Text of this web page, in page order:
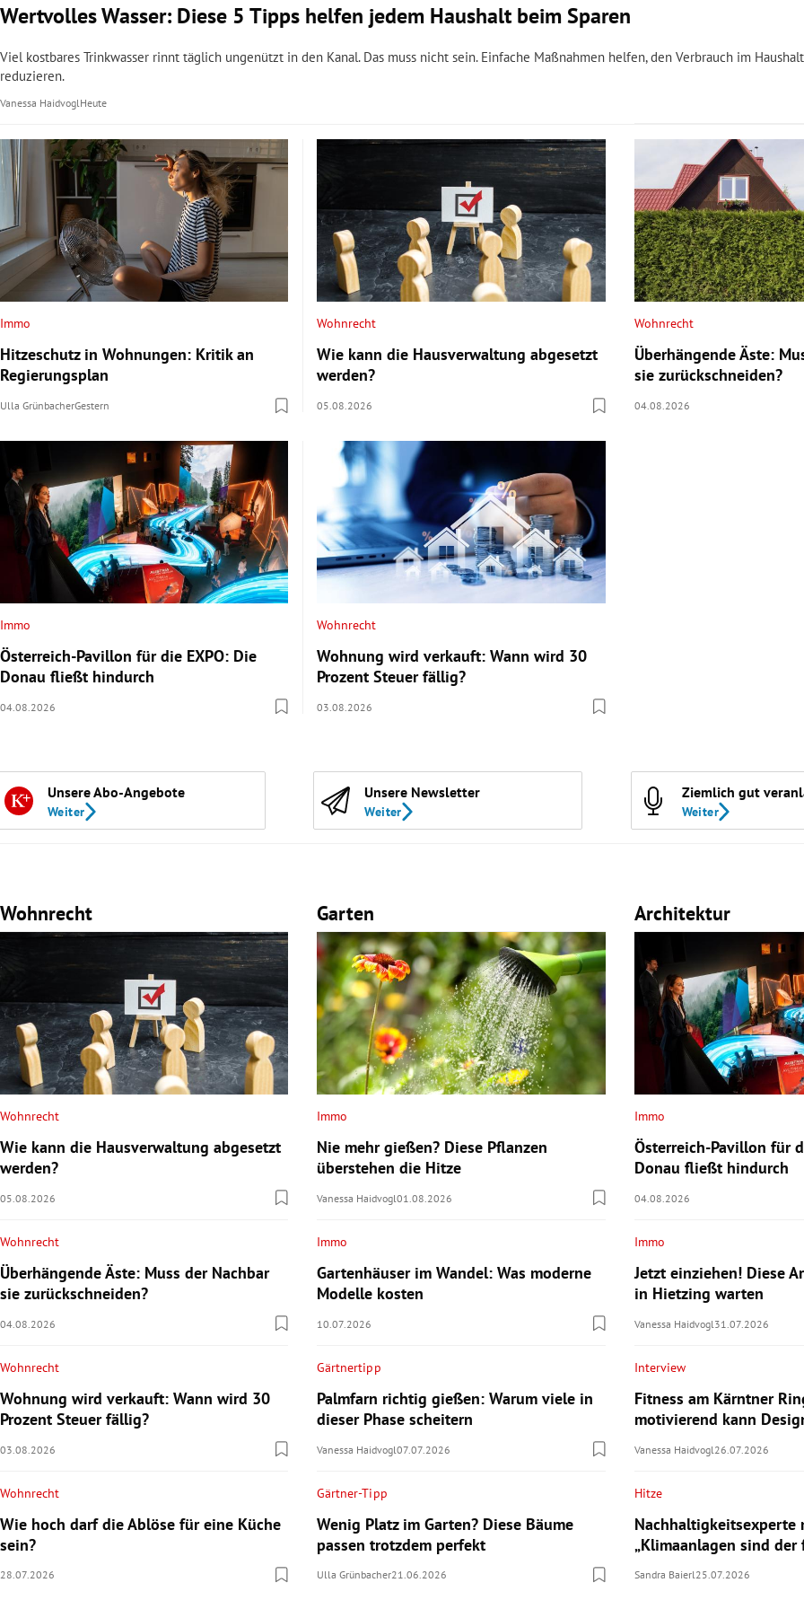
Wertvolles Wasser: Diese 5 Tipps helfen jedem Haushalt beim Sparen
Viel kostbares Trinkwasser rinnt täglich ungenützt in den Kanal. Das muss nicht sein. Einfache Maßnahmen helfen, den Verbrauch im
reduzieren.
Vanessa HaidvoglHeute
Immo
Hitzeschutz in Wohnungen: Kritik an
Regierungsplan
Ulla GrünbacherGestern
Wohnrecht
Wie kann die Hausverwaltung abgesetzt
werden?
05.08.2026
Wohnrecht
Überhängende Äste:
sie zurückschneiden?
04.08.2026
Immo
Österreich-Pavillon für die EXPO: Die
Donau fließt hindurch
04.08.2026
Wohnrecht
Wohnung wird verkauft: Wann wird 30
Prozent Steuer fällig?
03.08.2026
Unsere Abo-Angebote
Weiter
Unsere Newsletter
Weiter
Ziemlich gut
Weiter
Wohnrecht
Wohnrecht
Wie kann die Hausverwaltung abgesetzt
werden?
05.08.2026
Wohnrecht
Überhängende Äste: Muss der Nachbar
sie zurückschneiden?
04.08.2026
Wohnrecht
Wohnung wird verkauft: Wann wird 30
Prozent Steuer fällig?
03.08.2026
Wohnrecht
Wie hoch darf die Ablöse für eine Küche
sein?
28.07.2026
Garten
Immo
Nie mehr gießen? Diese Pflanzen
überstehen die Hitze
Vanessa Haidvogl01.08.2026
Immo
Gartenhäuser im Wandel: Was moderne
Modelle kosten
10.07.2026
Gärtnertipp
Palmfarn richtig gießen: Warum viele in
dieser Phase scheitern
Vanessa Haidvogl07.07.2026
Gärtner-Tipp
Wenig Platz im Garten? Diese Bäume
passen trotzdem perfekt
Ulla Grünbacher21.06.2026
Architektur
Immo
Österreich-Pavillon für
Donau fließt hindurch
04.08.2026
Immo
Jetzt einziehen! Diese
in Hietzing warten
Vanessa Haidvogl 31.07.2026
Interview
Fitness am Kärntner
motivierend kann
Vanessa Haidvogl 26.07.2026
Hitze
Nachhaltigkeitsexperte
„Klimaanlagen sind der
Sandra Baierl25.07.2026